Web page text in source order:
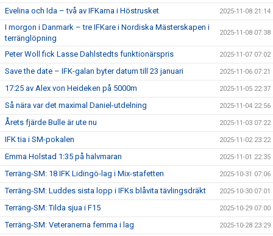
Evelina och Ida – två av IFKarna i Höstrusket 2025-11-08 21:14
I morgon i Danmark – tre IFKare i Nordiska Mästerskapen i
terränglöpning
2025-11-08 07:38
Peter Woll fick Lasse Dahlstedts funktionärspris 2025-11-07 07:02
Save the date – IFK-galan byter datum till 23 januari 2025-11-06 07:21
17:25 av Alex von Heideken på 5000m 2025-11-05 22:37
Så nära var det maximal Daniel-utdelning 2025-11-04 22:56
Årets fjärde Bulle är ute nu 2025-11-03 07:22
IFK tia i SM-pokalen 2025-11-02 23:22
Emma Holstad 1:35 på halvmaran 2025-11-01 22:35
Terräng-SM: 18 IFK Lidingö-lag i Mix-stafetten 2025-10-31 07:06
Terräng-SM: Luddes sista lopp i IFKs blåvita tävlingsdräkt 2025-10-30 07:01
Terräng-SM: Tilda sjua i F15 2025-10-29 07:00
Terräng-SM: Veteranerna femma i lag 2025-10-28 23:29